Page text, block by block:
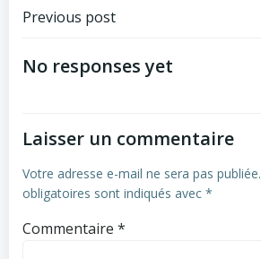
Post
navigation
Previous post
No responses yet
Laisser un commentaire
Votre adresse e-mail ne sera pas publiée.
obligatoires sont indiqués avec *
Commentaire *